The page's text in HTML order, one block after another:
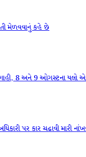
મેળવવાનું કહે છે
8 અને 9 ઓગસ્ટના યલો
પર કાર ચઢાવી મારી